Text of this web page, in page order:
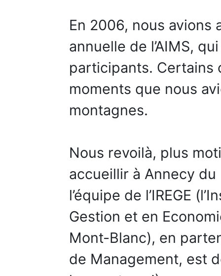
En 2006, nous avions
annuelle de l’AIMS,
participants. Certains
moments que nous
montagnes.
Nous revoilà, plus
accueillir à Annecy
l’équipe de l’IREGE
Gestion et en
Mont-Blanc), en
de Management, est